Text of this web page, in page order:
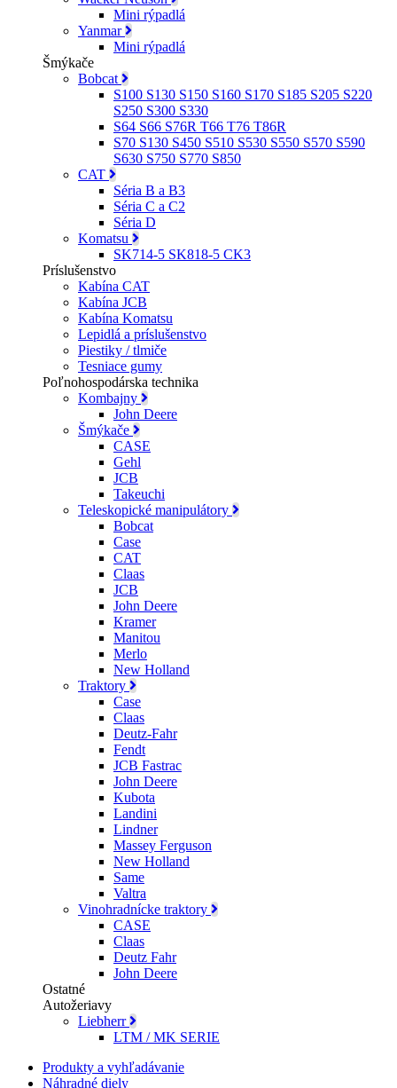
Mini rýpadlá
Yanmar
Mini rýpadlá
Šmýkače
Bobcat
S100 S130 S150 S160 S170 S185 S205 S220
S250 S300 S330
S64 S66 S76R T66 T76 T86R
S70 S130 S450 S510 S530 S550 S570 S590
S630 S750 S770 S850
CAT
Séria B a B3
Séria C a C2
Séria D
Komatsu
SK714-5 SK818-5 CK3
Príslušenstvo
Kabína CAT
Kabína JCB
Kabína Komatsu
Lepidlá a príslušenstvo
Piestiky / tlmiče
Tesniace gumy
Poľnohospodárska technika
Kombajny
John Deere
Šmýkače
CASE
Gehl
JCB
Takeuchi
Teleskopické manipulátory
Bobcat
Case
CAT
Claas
JCB
John Deere
Kramer
Manitou
Merlo
New Holland
Traktory
Case
Claas
Deutz-Fahr
Fendt
JCB Fastrac
John Deere
Kubota
Landini
Lindner
Massey Ferguson
New Holland
Same
Valtra
Vinohradnícke traktory
CASE
Claas
Deutz Fahr
John Deere
Ostatné
Autožeriavy
Liebherr
LTM / MK SERIE
Produkty a vyhľadávanie
Náhradné diely